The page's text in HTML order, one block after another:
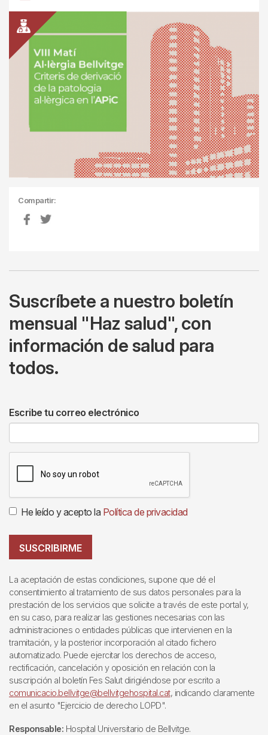
Compartir:
Suscríbete a nuestro boletín
mensual "Haz salud", con
información de salud para
todos.
Escribe tu correo electrónico
He leído y acepto la Política de privacidad
SUSCRIBIRME
La aceptación de estas condiciones, supone que dé el
consentimiento al tratamiento de sus datos personales para la
prestación de los servicios que solicite a través de este portal y,
en su caso, para realizar las gestiones necesarias con las
administraciones o entidades públicas que intervienen en la
tramitación, y la posterior incorporación al citado fichero
automatizado. Puede ejercitar los derechos de acceso,
rectificación, cancelación y oposición en relación con la
suscripción al boletín Fes Salut dirigiéndose por escrito a
comunicacio.bellvitge@bellvitgehospital.cat, indicando claramente
en el asunto "Ejercicio de derecho LOPD".
Responsable: Hospital Universitario de Bellvitge.